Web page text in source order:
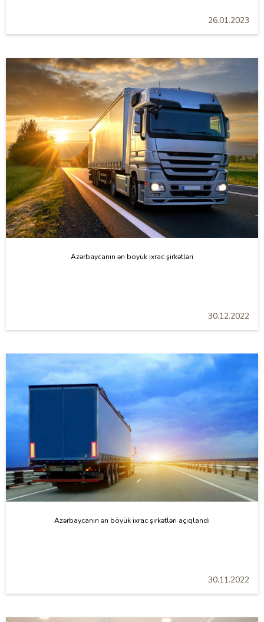
26.01.2023
Azərbaycanın ən böyük ixrac şirkətləri
30.12.2022
Azərbaycanın ən böyük ixrac şirkətləri açıqlandı
30.11.2022